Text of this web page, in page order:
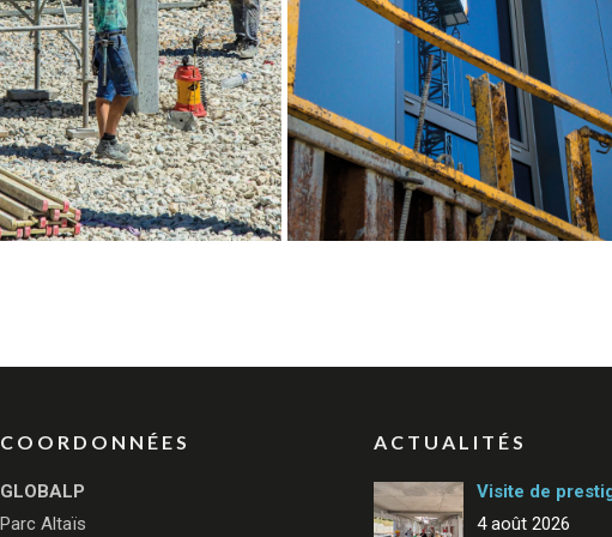
COORDONNÉES
GLOBALP
Parc Altaïs
ACTUALITÉS
Visite de
4 août 2026